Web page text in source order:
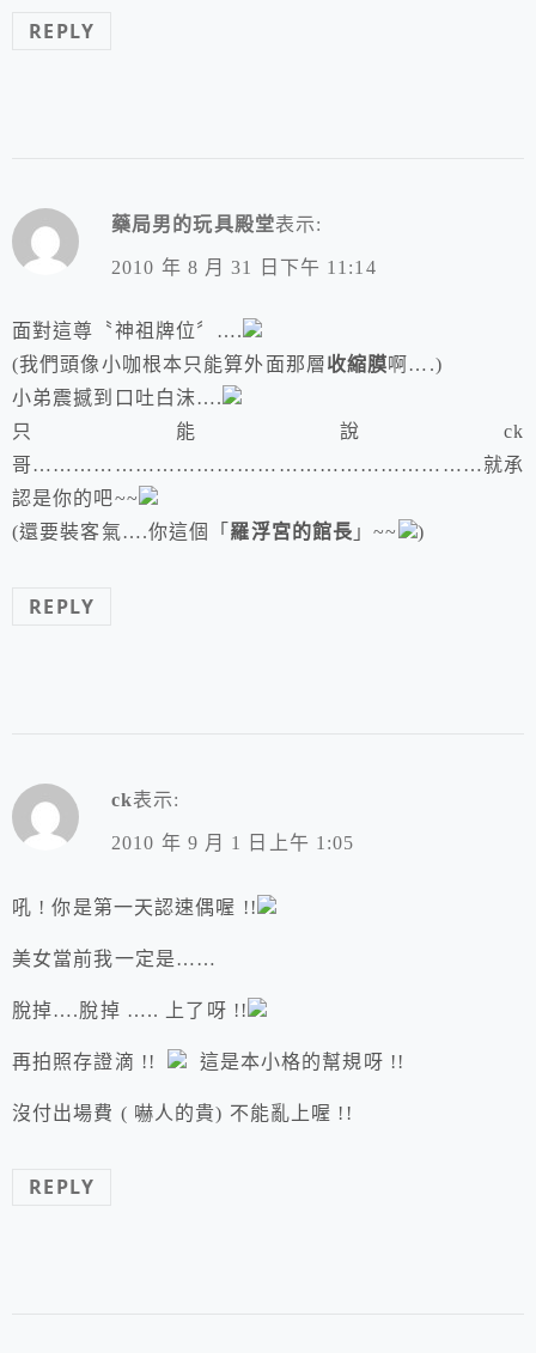
REPLY
藥局男的玩具殿堂表示:
2010 年 8 月 31 日下午 11:14
面對這尊〝神祖牌位〞….
(我們頭像小咖根本只能算外面那層收縮膜啊….)
小弟震撼到口吐白沫….
只能說ck
哥…………………………………………………………就承
認是你的吧~~
(還要裝客氣….你這個「 羅浮宮的館長 」~~ )
REPLY
ck表示:
2010 年 9 月 1 日上午 1:05
吼 ! 你是第一天認速偶喔 !!
美女當前我一定是……
脫掉….脫掉 ….. 上了呀 !!
再拍照存證滴 !! 這是本小格的幫規呀 !!
沒付出場費 ( 嚇人的貴) 不能亂上喔 !!
REPLY